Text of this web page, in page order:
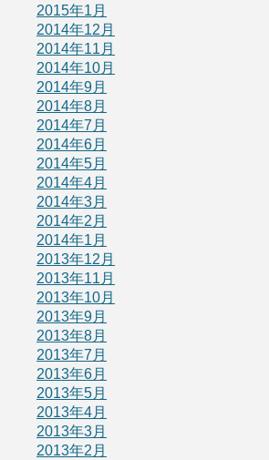
2015年1月
2014年12月
2014年11月
2014年10月
2014年9月
2014年8月
2014年7月
2014年6月
2014年5月
2014年4月
2014年3月
2014年2月
2014年1月
2013年12月
2013年11月
2013年10月
2013年9月
2013年8月
2013年7月
2013年6月
2013年5月
2013年4月
2013年3月
2013年2月